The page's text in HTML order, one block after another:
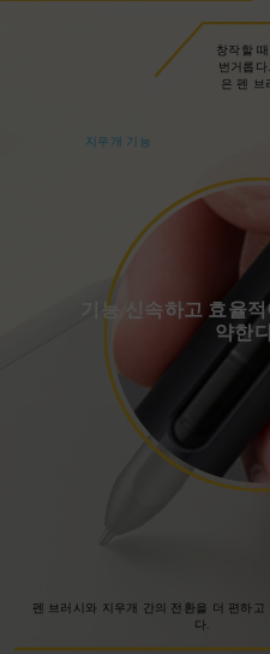
기능 신속하고 효율
약한
지우개 기능
창작할
번거롭
은 펜 브
펜 브러시와 지우개 간의 전환을 더 편하
다.